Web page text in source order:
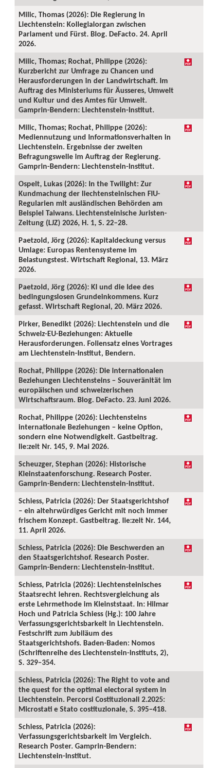
Milic, Thomas (2026): Die Regierung in
Liechtenstein: Kollegialorgan zwischen
Parlament und Fürst. Blog. DeFacto. 24. April
2026.
Milic, Thomas; Rochat, Philippe (2026):
Kurzbericht zur Umfrage zu Chancen und
Herausforderungen in der Landwirtschaft. Im
Auftrag des Ministeriums für Äusseres, Umwelt
und Kultur und des Amtes für Umwelt.
Gamprin-Bendern: Liechtenstein-Institut.
Milic, Thomas; Rochat, Philippe (2026):
Mediennutzung und Informationsverhalten in
Liechtenstein. Ergebnisse der zweiten
Befragungswelle im Auftrag der Regierung.
Gamprin-Bendern: Liechtenstein-Institut.
Ospelt, Lukas (2026): In the Twilight: Zur
Kundmachung der liechtensteinischen FIU-
Regularien mit ausländischen Behörden am
Beispiel Taiwans. Liechtensteinische Juristen-
Zeitung (LJZ) 2026, H. 1, S. 22–28.
Paetzold, Jörg (2026): Kapitaldeckung versus
Umlage: Europas Rentensysteme im
Belastungstest. Wirtschaft Regional, 13. März
2026.
Paetzold, Jörg (2026): KI und die Idee des
bedingungslosen Grundeinkommens. Kurz
gefasst. Wirtschaft Regional, 20. März 2026.
Pirker, Benedikt (2026): Liechtenstein und die
Schweiz-EU-Beziehungen: Aktuelle
Herausforderungen. Foliensatz eines Vortrages
am Liechtenstein-Institut, Bendern.
Rochat, Philippe (2026): Die internationalen
Beziehungen Liechtensteins – Souveränität im
europäischen und schweizerischen
Wirtschaftsraum. Blog. DeFacto. 23. Juni 2026.
Rochat, Philippe (2026): Liechtensteins
internationale Beziehungen – keine Option,
sondern eine Notwendigkeit. Gastbeitrag.
lie:zeit Nr. 145, 9. Mai 2026.
Scheuzger, Stephan (2026): Historische
Kleinstaatenforschung. Research Poster.
Gamprin-Bendern: Liechtenstein-Institut.
Schiess, Patricia (2026): Der Staatsgerichtshof
– ein altehrwürdiges Gericht mit noch immer
frischem Konzept. Gastbeitrag. lie:zeit Nr. 144,
11. April 2026.
Schiess, Patricia (2026): Die Beschwerden an
den Staatsgerichtshof. Research Poster.
Gamprin-Bendern: Liechtenstein-Institut.
Schiess, Patricia (2026): Liechtensteinisches
Staatsrecht lehren. Rechtsvergleichung als
erste Lehrmethode im Kleinststaat. In: Hilmar
Hoch und Patricia Schiess (Hg.): 100 Jahre
Verfassungsgerichtsbarkeit in Liechtenstein.
Festschrift zum Jubiläum des
Staatsgerichtshofs. Baden-Baden: Nomos
(Schriftenreihe des Liechtenstein-Instituts, 2),
S. 329–354.
Schiess, Patricia (2026): The Right to vote and
the quest for the optimal electoral system in
Liechtenstein. Percorsi Costituzionali 2.2025:
Microstati e Stato costituzionale, S. 395–418.
Schiess, Patricia (2026):
Verfassungsgerichtsbarkeit im Vergleich.
Research Poster. Gamprin-Bendern:
Liechtenstein-Institut.